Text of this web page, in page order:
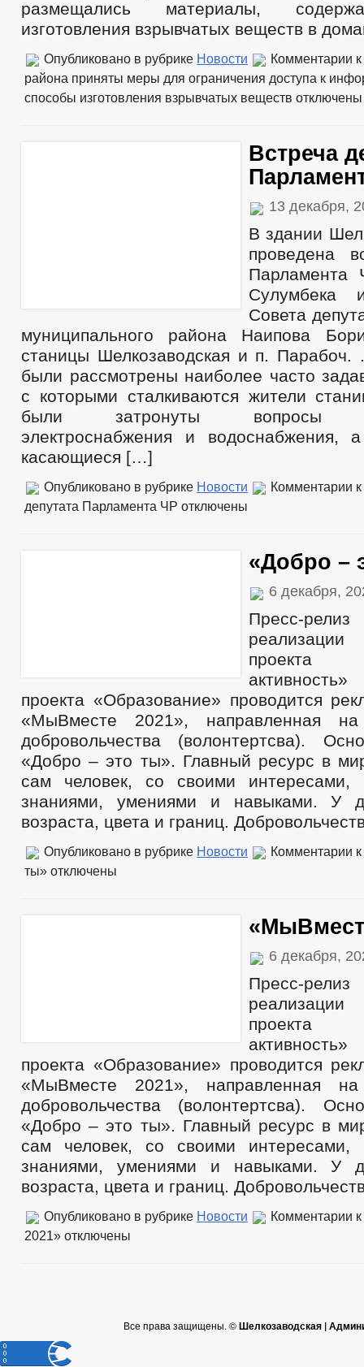
размещались материалы,
изготовления взрывчатых веществ в
Опубликовано в рубрике Новости Комментарии
района приняты меры для ограничения доступа к
способы изготовления взрывчатых веществ отключены
Встреча
13 декабря,
В здании
проведена
Парламента
Сулумбека
Совета
муниципального района Наипова
станицы Шелкозаводская и п. Парабоч.
были рассмотрены наиболее часто
с которыми сталкиваются жители
были затронуты вопросы
электроснабжения и водоснабжения,
касающиеся […]
Опубликовано в рубрике Новости Комментарии
депутата Парламента ЧР отключены
«Добро –
6 декабря,
Пресс-
реализации
проекта
проекта «Образование» проводится
«МыВместе 2021», направленная на
добровольчества (волонтертсва).
«Добро – это ты». Главный ресурс в
сам человек, со своими интересами,
знаниями, умениями и навыками. У
возраста, цвета и границ.
Опубликовано в рубрике Новости Комментарии
ты» отключены
6 декабря,
Пресс-
реализации
проекта
проекта «Образование» проводится
«МыВместе 2021», направленная на
добровольчества (волонтертсва).
«Добро – это ты». Главный ресурс в
сам человек, со своими интересами,
знаниями, умениями и навыками. У
возраста, цвета и границ.
Опубликовано в рубрике Новости Комментарии
2021» отключены
Все права защищены. ©Шелкозаводская |